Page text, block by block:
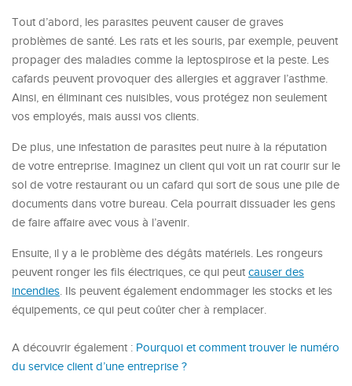
Tout d’abord, les parasites peuvent causer de graves
problèmes de santé. Les rats et les souris, par exemple, peuvent
propager des maladies comme la leptospirose et la peste. Les
cafards peuvent provoquer des allergies et aggraver l’asthme.
Ainsi, en éliminant ces nuisibles, vous protégez non seulement
vos employés, mais aussi vos clients.
De plus, une infestation de parasites peut nuire à la réputation
de votre entreprise. Imaginez un client qui voit un rat courir sur le
sol de votre restaurant ou un cafard qui sort de sous une pile de
documents dans votre bureau. Cela pourrait dissuader les gens
de faire affaire avec vous à l’avenir.
Ensuite, il y a le problème des dégâts matériels. Les rongeurs
peuvent ronger les fils électriques, ce qui peut causer des
incendies. Ils peuvent également endommager les stocks et les
équipements, ce qui peut coûter cher à remplacer.
A découvrir également : Pourquoi et comment trouver le numéro
du service client d’une entreprise ?